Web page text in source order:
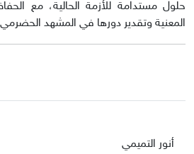
حلول مستدامة للأزمة الحالية، مع
المعنية وتقدير دورها في المشهد
أنور التميمي